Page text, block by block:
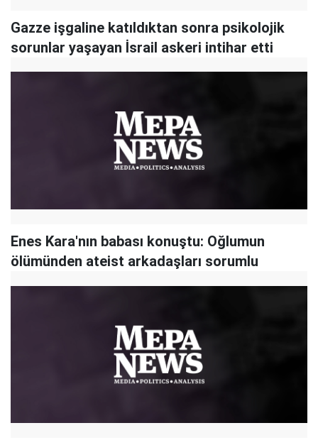
Gazze işgaline katıldıktan sonra psikolojik
sorunlar yaşayan İsrail askeri intihar etti
Enes Kara'nın babası konuştu: Oğlumun
ölümünden ateist arkadaşları sorumlu